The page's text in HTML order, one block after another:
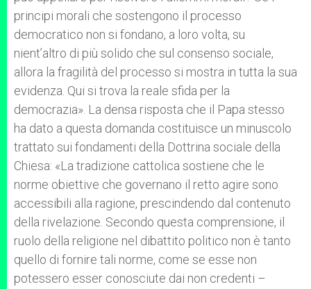
principi morali che sostengono il processo
democratico non si fondano, a loro volta, su
nient’altro di più solido che sul consenso sociale,
allora la fragilità del processo si mostra in tutta la sua
evidenza. Qui si trova la reale sfida per la
democrazia». La densa risposta che il Papa stesso
ha dato a questa domanda costituisce un minuscolo
trattato sui fondamenti della Dottrina sociale della
Chiesa: «La tradizione cattolica sostiene che le
norme obiettive che governano il retto agire sono
accessibili alla ragione, prescindendo dal contenuto
della rivelazione. Secondo questa comprensione, il
ruolo della religione nel dibattito politico non è tanto
quello di fornire tali norme, come se esse non
potessero esser conosciute dai non credenti –